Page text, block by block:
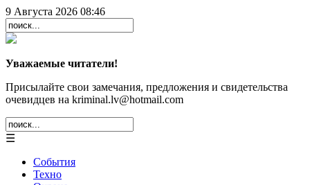
9 Августа 2026 08:46
Уважаемые читатели!
Присылайте свои замечания, предложения и свидетельства
очевидцев на kriminal.lv@hotmail.com
☰
События
Техно